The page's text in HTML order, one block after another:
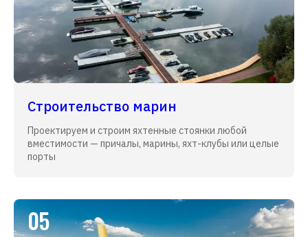
Строительство марин
Проектируем и строим яхтенные стоянки любой
вместимости — причалы, марины, яхт-клубы или целые
порты
05